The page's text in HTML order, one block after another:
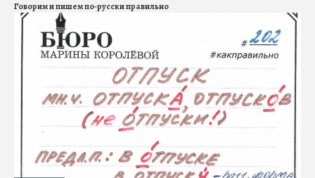
Говорим и пишем по-русски правильно